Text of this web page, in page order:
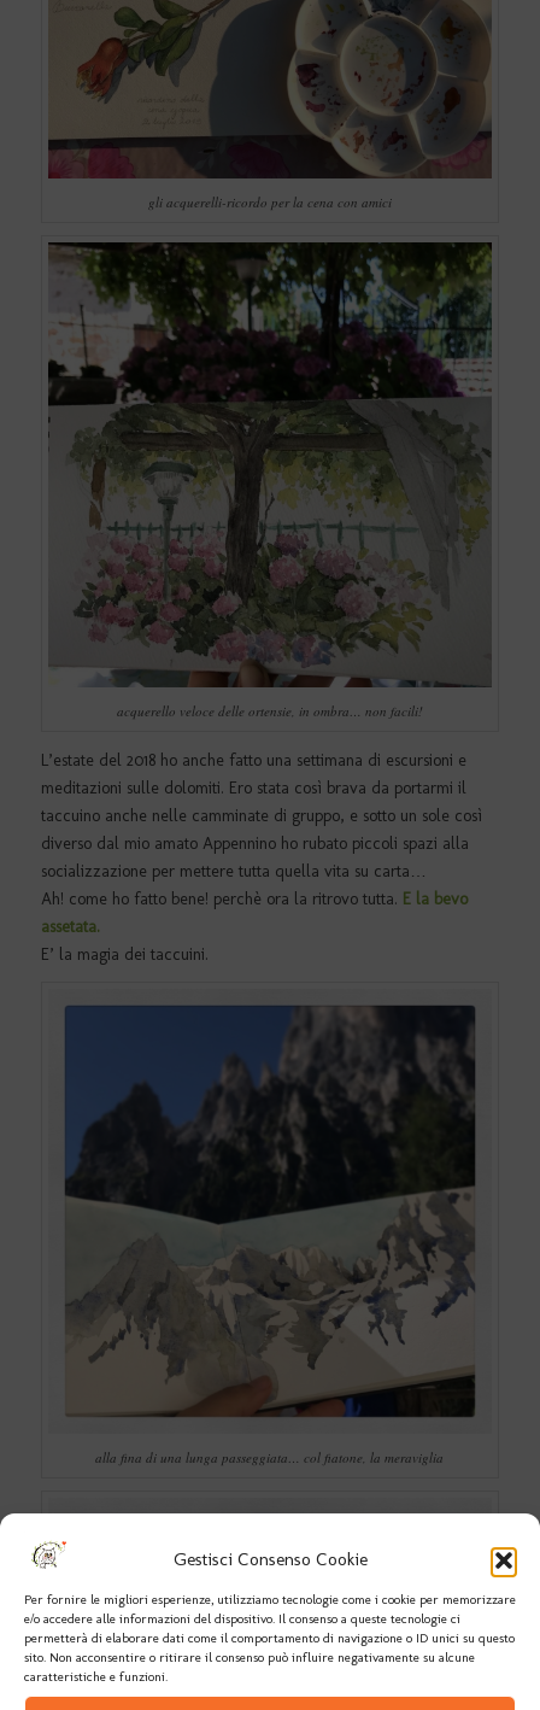
Gestisci Consenso Cookie
Per fornire le migliori esperienze, utilizziamo tecnologie come i cookie per memorizzare
e/o accedere alle informazioni del dispositivo. Il consenso a queste tecnologie ci
permetterà di elaborare dati come il comportamento di navigazione o ID unici su questo
sito. Non acconsentire o ritirare il consenso può influire negativamente su alcune
caratteristiche e funzioni.
gli acquerelli-ricordo per la cena con amici
acquerello veloce delle ortensie, in ombra… non facili!
L’estate del 2018 ho anche fatto una settimana di escursioni e
meditazioni sulle dolomiti. Ero stata così brava da portarmi il
taccuino anche nelle camminate di gruppo, e sotto un sole così
diverso dal mio amato Appennino ho rubato piccoli spazi alla
socializzazione per mettere tutta quella vita su carta…
Ah! come ho fatto bene! perchè ora la ritrovo tutta. E la bevo
assetata.
E’ la magia dei taccuini.
alla fina di una lunga passeggiata… col fiatone, la meraviglia